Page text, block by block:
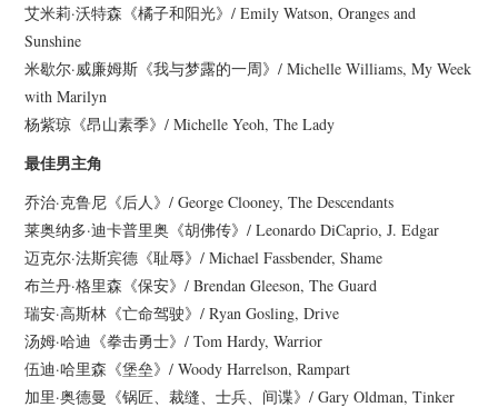
艾米莉·沃特森《橘子和阳光》/ Emily Watson, Oranges and
Sunshine
米歇尔·威廉姆斯《我与梦露的一周》/ Michelle Williams, My Week
with Marilyn
杨紫琼《昂山素季》/ Michelle Yeoh, The Lady
最佳男主角
乔治·克鲁尼《后人》/ George Clooney, The Descendants
莱奥纳多·迪卡普里奥《胡佛传》/ Leonardo DiCaprio, J. Edgar
迈克尔·法斯宾德《耻辱》/ Michael Fassbender, Shame
布兰丹·格里森《保安》/ Brendan Gleeson, The Guard
瑞安·高斯林《亡命驾驶》/ Ryan Gosling, Drive
汤姆·哈迪《拳击勇士》/ Tom Hardy, Warrior
伍迪·哈里森《堡垒》/ Woody Harrelson, Rampart
加里·奥德曼《锅匠、裁缝、士兵、间谍》/ Gary Oldman, Tinker